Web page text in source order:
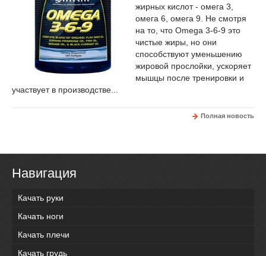
жирных кислот - омега 3,
омега 6, омега 9. Не смотря
на то, что Omega 3-6-9 это
чистые жиры, но они
способствуют уменьшению
жировой прослойки, ускоряет
мышцы после тренировки и
участвует в производстве...
Полная новость
Навигация
Качать руки
Качать ноги
Качать плечи
Качать грудь